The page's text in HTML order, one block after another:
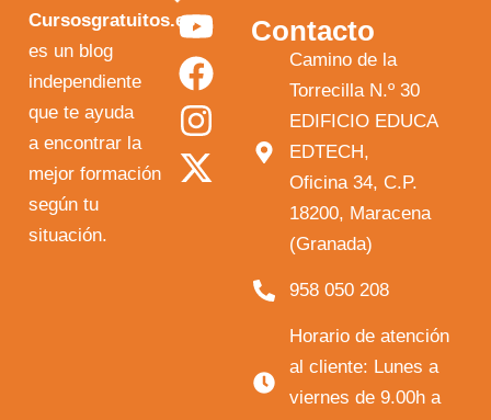
Cursosgratuitos.es
es un blog
independiente
que te ayuda
a encontrar la
mejor formación
según tu
situación.
Y
o
u
t
u
F
a
c
e
b
I
n
s
t
a
X
-
t
w
i
Contacto
Camino de la
Torrecilla N.º 30
EDIFICIO EDUCA
EDTECH,
Oficina 34, C.P.
18200, Maracena
(Granada)
958 050 208
Horario de atención
al cliente: Lunes a
viernes de 9.00h a